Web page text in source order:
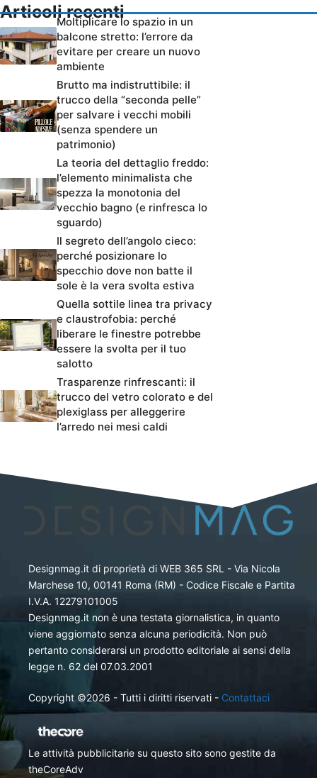
Articoli recenti
Moltiplicare lo spazio in un
balcone stretto: l’errore da
evitare per creare un nuovo
ambiente
Brutto ma indistruttibile: il
trucco della “seconda pelle”
per salvare i vecchi mobili
(senza spendere un
patrimonio)
La teoria del dettaglio freddo:
l’elemento minimalista che
spezza la monotonia del
vecchio bagno (e rinfresca lo
sguardo)
Il segreto dell’angolo cieco:
perché posizionare lo
specchio dove non batte il
sole è la vera svolta estiva
Quella sottile linea tra privacy
e claustrofobia: perché
liberare le finestre potrebbe
essere la svolta per il tuo
salotto
Trasparenze rinfrescanti: il
trucco del vetro colorato e del
plexiglass per alleggerire
l’arredo nei mesi caldi
Designmag.it di proprietà di WEB 365 SRL - Via Nicola
Marchese 10, 00141 Roma (RM) - Codice Fiscale e Partita
I.V.A. 12279101005
Designmag.it non è una testata giornalistica, in quanto
viene aggiornato senza alcuna periodicità. Non può
pertanto considerarsi un prodotto editoriale ai sensi della
legge n. 62 del 07.03.2001
Copyright ©2026 - Tutti i diritti riservati - Contattaci
Le attività pubblicitarie su questo sito sono gestite da
theCoreAdv